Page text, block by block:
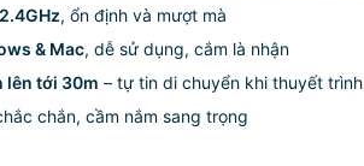
, ổn định và mượt mà
& Mac, dễ sử dụng, cắm là nhận
lên tới 30m – tự tin di chuyển khi thuyết trình
chắn, cầm nắm sang trọng